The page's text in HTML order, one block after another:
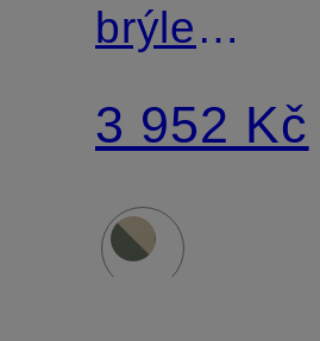
brýle
MK1161
3 952 Kč